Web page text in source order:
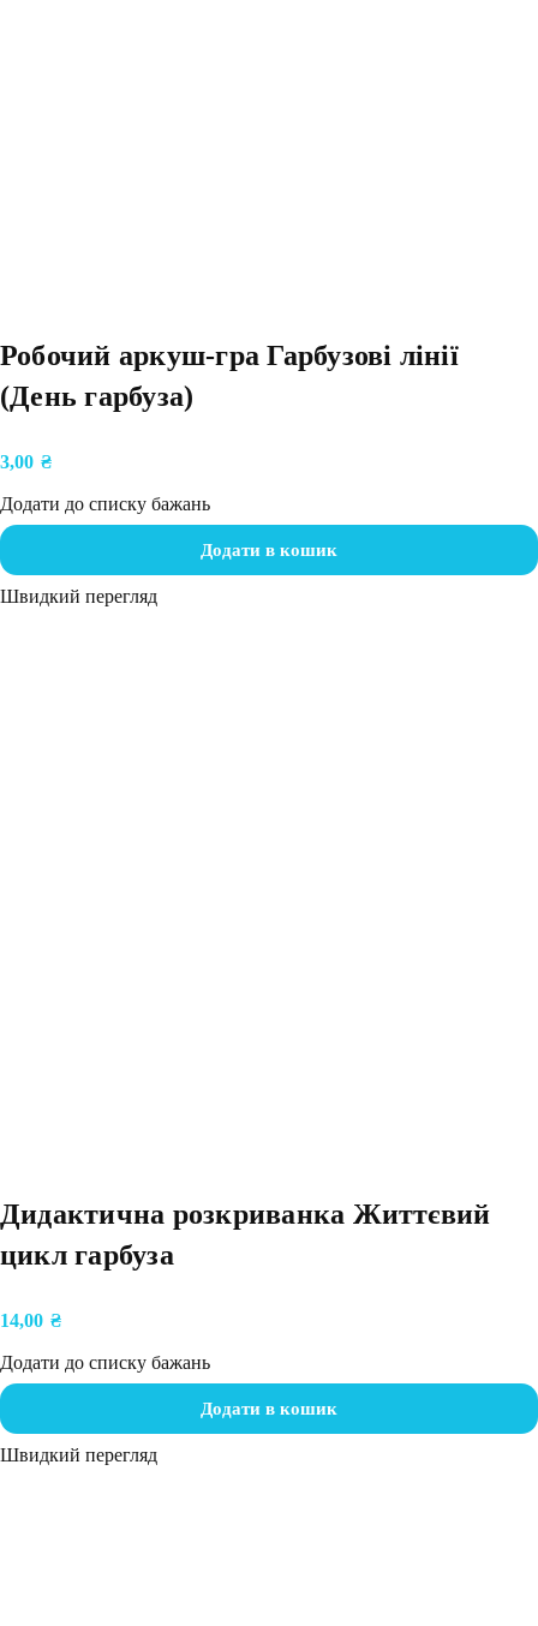
Робочий аркуш-гра Гарбузові лінії
(День гарбуза)
3,00 ₴
Додати до списку бажань
Додати в кошик
Швидкий перегляд
Дидактична розкриванка Життєвий
цикл гарбуза
14,00 ₴
Додати до списку бажань
Додати в кошик
Швидкий перегляд